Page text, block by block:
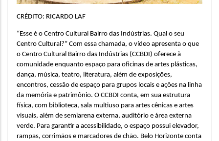
CRÉDITO: RICARDO LAF
“Esse é o Centro Cultural Bairro das Indústrias. Qual o seu
Centro Cultural?” Com essa chamada, o vídeo apresenta o que
o Centro Cultural Bairro das Indústrias (CCBDI) oferece à
comunidade enquanto espaço para oficinas de artes plásticas,
dança, música, teatro, literatura, além de exposições,
encontros, cessão de espaço para grupos locais e ações na linha
da memória e patrimônio. O CCBDI conta, em sua estrutura
física, com biblioteca, sala multiuso para artes cênicas e artes
visuais, além de semiarena externa, auditório e área externa
verde. Para garantir a acessibilidade, o espaço possui elevador,
rampas, corrimãos e marcadores de chão. Belo Horizonte conta